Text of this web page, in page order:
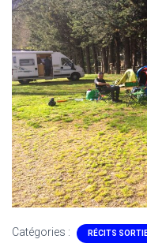
Catégories : RÉCITS